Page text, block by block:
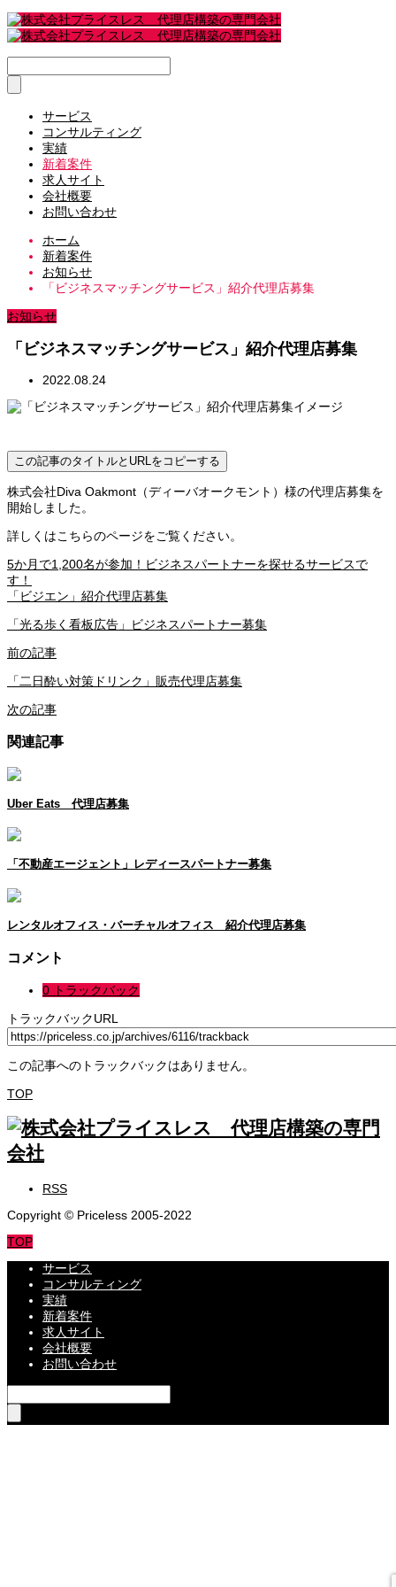
サービス
コンサルティング
実績
新着案件
求人サイト
会社概要
お問い合わせ
ホーム
新着案件
お知らせ
「ビジネスマッチングサービス」紹介代理店募集
お知らせ
「ビジネスマッチングサービス」紹介代理店募集
2022.08.24
この記事のタイトルとURLをコピーする
株式会社Diva Oakmont（ディーバオークモント）様の代理店募集を
開始しました。
詳しくはこちらのページをご覧ください。
5か月で1,200名が参加！ビジネスパートナーを探せるサービスで
す！
「ビジエン」紹介代理店募集
「光る歩く看板広告」ビジネスパートナー募集
前の記事
「二日酔い対策ドリンク」販売代理店募集
次の記事
関連記事
Uber Eats 代理店募集
「不動産エージェント」レディースパートナー募集
レンタルオフィス・バーチャルオフィス 紹介代理店募集
コメント
0 トラックバック
トラックバックURL
この記事へのトラックバックはありません。
TOP
RSS
Copyright © Priceless 2005-2022
TOP
サービス
コンサルティング
実績
新着案件
求人サイト
会社概要
お問い合わせ